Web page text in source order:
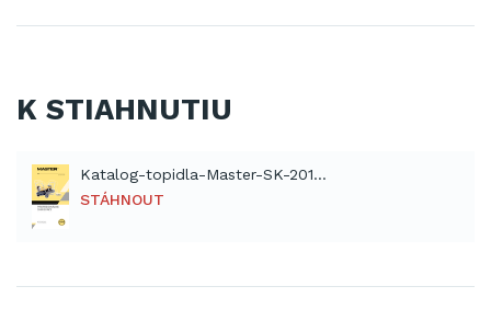
K STIAHNUTIU
Katalog-topidla-Master-SK-2012 (PDF)
STÁHNOUT